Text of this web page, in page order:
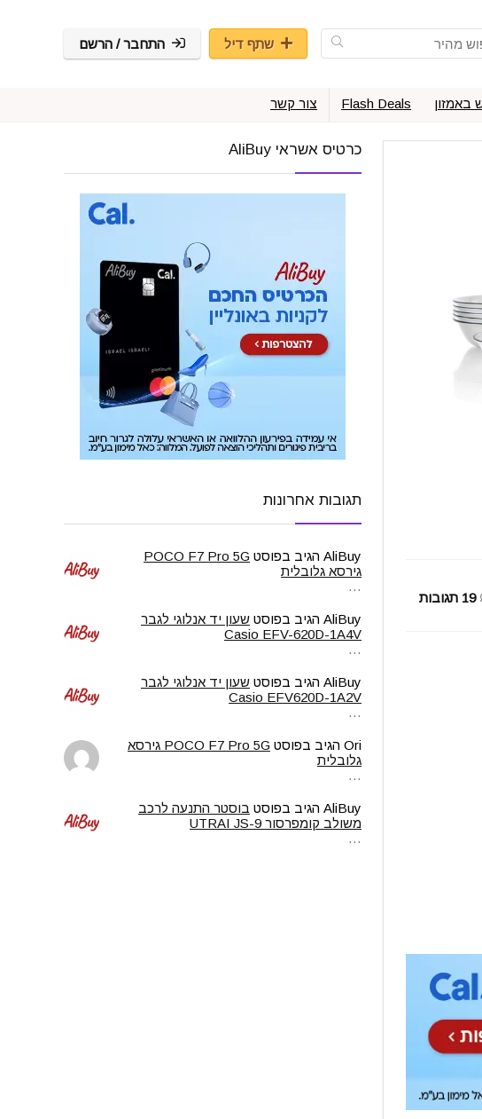
שתף דיל התחבר / הרשם
באמזון Flash Deals צור קשר
19 תגובות
כרטיס אשראי AliBuy
תגובות אחרונות
AliBuy הגיב בפוסט POCO F7 Pro 5G
גירסא גלובלית
…
AliBuy הגיב בפוסט שעון יד אנלוגי לגבר
Casio EFV-620D-1A4V
…
AliBuy הגיב בפוסט שעון יד אנלוגי לגבר
Casio EFV620D-1A2V
…
Ori הגיב בפוסט
POCO F7 Pro 5G גירסא
גלובלית
…
AliBuy הגיב בפוסט בוסטר התנעה לרכב
משולב קומפרסור UTRAI JS-9
…